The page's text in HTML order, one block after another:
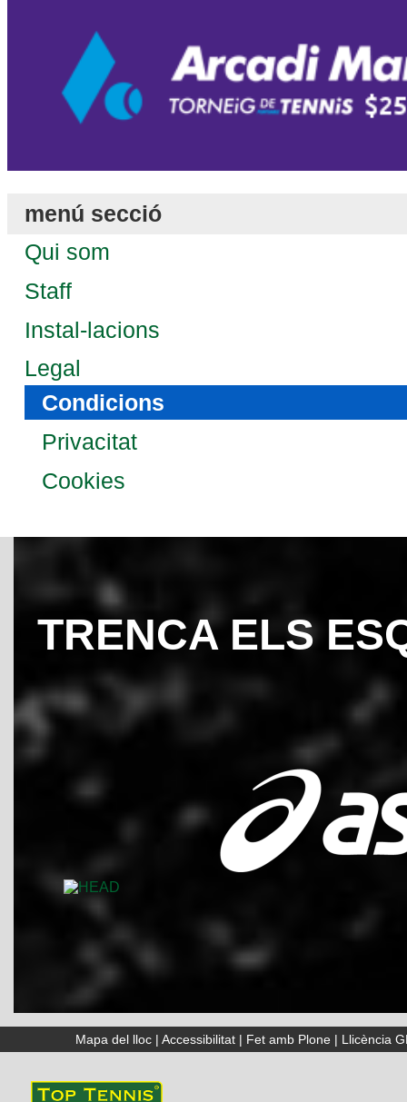
menú secció
Qui som
Staff
Instal-lacions
Legal
Condicions
Privacitat
Cookies
TRENCA ELS
Mapa del lloc| Accessibilitat| Fet amb Plone| Llicència